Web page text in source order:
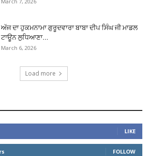
ਅੱਜ ਦਾ ਹੁਕਮਨਾਮਾ ਗੁਰੂਦਵਾਰਾ ਬਾਬਾ ਦੀਪ ਸਿੰਘ ਜੀ ਮਾਡਲ
ਟਾਊਨ ਲੁਧਿਆਣਾ...
March 6, 2026
Load more
LIKE
FOLLOW